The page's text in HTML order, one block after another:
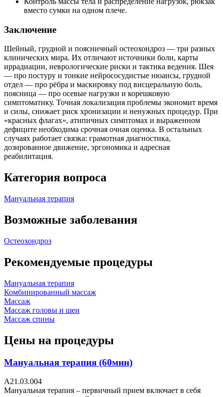
вместо сумки на одном плече.
Заключение
Шейный, грудной и поясничный остеохондроз — три разных
клинических мира. Их отличают источники боли, карты
иррадиации, неврологические риски и тактика ведения. Шея
— про постуру и тонкие нейрососудистые нюансы, грудной
отдел — про рёбра и маскировку под висцеральную боль,
поясница — про осевые нагрузки и корешковую
симптоматику. Точная локализация проблемы экономит время
и силы, снижает риск хронизации и ненужных процедур. При
«красных флагах», атипичных симптомах и выраженном
дефиците необходима срочная очная оценка. В остальных
случаях работает связка: грамотная диагностика,
дозированное движение, эргономика и адресная
реабилитация.
Категория вопроса
Мануальная терапия
Возможные заболевания
Остеохондроз
Рекомендуемые процедуры
Мануальная терапия
Комбинированный массаж
Массаж
Массаж головы и шеи
Массаж спины
Цены на процедуры
Мануальная терапия (60мин)
A21.03.004
Мануальная терапия – первичный прием включает в себя